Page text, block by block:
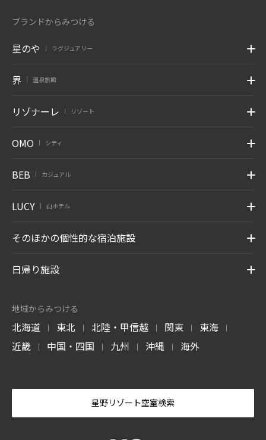
ブランドからみつける
星のや ラグジュアリー
界 温泉旅館
リゾナーレ リゾート
OMO シティ
BEB カジュアル
LUCY 山ホテル
そのほかの個性的な宿泊施設
日帰り施設
地域からみつける
北海道 | 東北 | 北陸・甲信越 | 関東 | 東海 |
近畿 | 中国・四国 | 九州 | 沖縄 | 海外
星野リゾート空室検索